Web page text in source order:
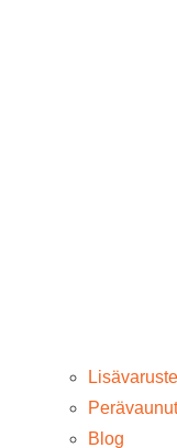
Perävaunut
Blog